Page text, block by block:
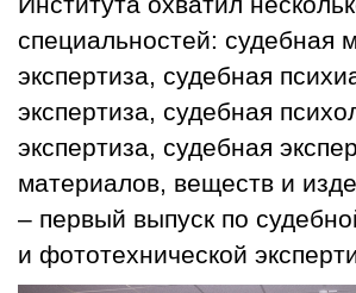
специальностей: судебная
экспертиза, судебная
экспертиза, судебная
экспертиза, судебная
материалов, веществ и
– первый выпуск по
и фототехнической